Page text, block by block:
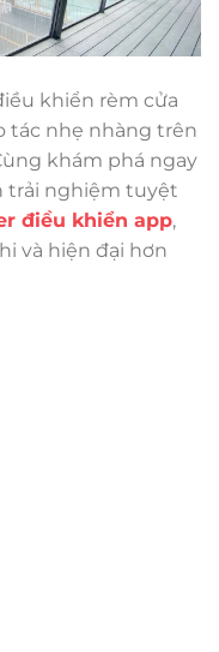
khiển rèm cửa
tác nhẹ nhàng trên
khám phá ngay
trải nghiệm tuyệt
điều khiển app,
và hiện đại hơn